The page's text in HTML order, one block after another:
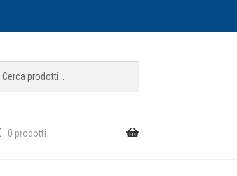
0 prodotti